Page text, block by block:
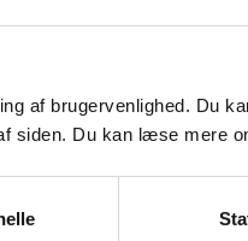
af brugervenlighed. Du
siden. Du kan læse mere